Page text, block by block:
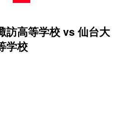
訪高等学校 vs 仙台大
学校